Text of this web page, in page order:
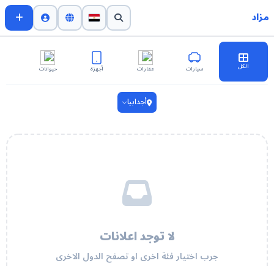
مزاد
الكل سيارات عقارات أجهزة حيوانات
أجدابيا
لا توجد اعلانات
جرب اختيار فئة اخرى او تصفح الدول الاخرى